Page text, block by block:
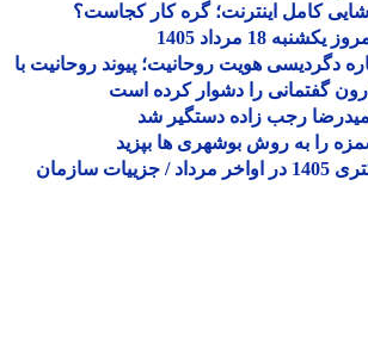
کامل اینترنت؛ گره کار کجاست؟
مرداد 1405
هویت روحانیت؛ پیوند روحانیت با
را دشوار کرده است
رجب زاده دستگیر شد
به روش بوشهری ها بپزید
اعلام نتایج نهایی دکتری 1405 در اواخر مرداد / جزییات سازمان